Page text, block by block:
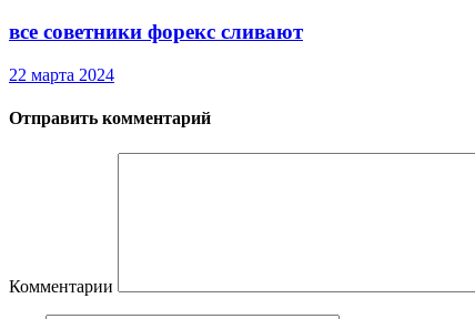
все советники форекс сливают
22 марта 2024
Отправить комментарий
Комментарии